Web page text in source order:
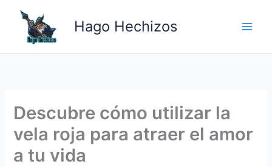
contenido
Hago Hechizos
Descubre cómo utilizar la
vela roja para atraer el amor
a tu vida